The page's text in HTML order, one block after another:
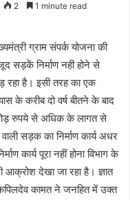
2 1 minute read
ग्राम संपर्क योजना की
सड़कें निर्माण नही होने से
रहा है। इसी तरह का एक
के करीब दो वर्ष बीतने के बाद
रुपये से अधिक के लागत से
सड़क का निर्माण कार्य अधर
कार्य पूरा नहीं होना विभाग के
आक्रोश देखा जा रहा है। ज्ञात
कामत ने जनहित में उक्त